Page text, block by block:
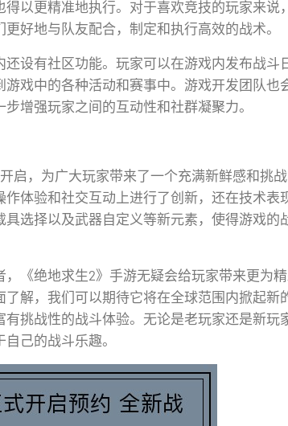
以更精准地执行。对于喜欢竞技的玩家来说
好地与队友配合，制定和执行高效的战术。
设有社区功能。玩家可以在游戏内发布战斗
戏中的各种活动和赛事中。游戏开发团队也
增强玩家之间的互动性和社群凝聚力。
启，为广大玩家带来了一个充满新鲜感和挑
体验和社交互动上进行了创新，还在技术表
选择以及武器自定义等新元素，使得游戏的
《绝地求生2》手游无疑会给玩家带来更为
解，我们可以期待它将在全球范围内掀起新
挑战性的战斗体验。无论是老玩家还是新玩
己的战斗乐趣。